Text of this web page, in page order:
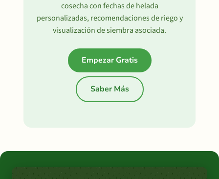
cosecha con fechas de helada
personalizadas, recomendaciones de riego y
visualización de siembra asociada.
Empezar Gratis
Saber Más